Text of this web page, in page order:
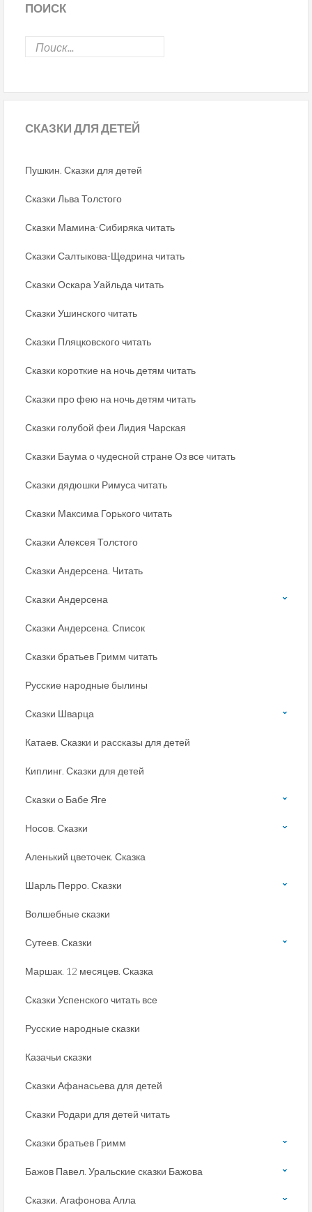
ПОИСК
СКАЗКИДЛЯ ДЕТЕЙ
Пушкин. Сказки для детей
Сказки Льва Толстого
Сказки Мамина-Сибиряка читать
Сказки Салтыкова-Щедрина читать
Сказки Оскара Уайльда читать
Сказки Ушинского читать
Сказки Пляцковского читать
Сказки короткие на ночь детям читать
Сказки про фею на ночь детям читать
Сказки голубой феи Лидия Чарская
Сказки Баума о чудесной стране Оз все читать
Сказки дядюшки Римуса читать
Сказки Максима Горького читать
Сказки Алексея Толстого
Сказки Андерсена. Читать
Сказки Андерсена
Сказки Андерсена. Список
Сказки братьев Гримм читать
Русские народные былины
Сказки Шварца
Катаев. Сказки и рассказы для детей
Киплинг. Сказки для детей
Сказки о Бабе Яге
Носов. Сказки
Аленький цветочек. Сказка
Шарль Перро. Сказки
Волшебные сказки
Сутеев. Сказки
Маршак. 12 месяцев. Сказка
Сказки Успенского читать все
Русские народные сказки
Казачьи сказки
Сказки Афанасьева для детей
Сказки Родари для детей читать
Сказки братьев Гримм
Бажов Павел. Уральские сказки Бажова
Сказки. Агафонова Алла